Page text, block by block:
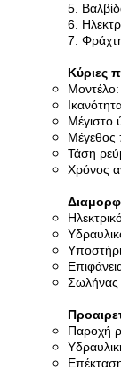
5.
6.
7.
Κύριες
Μέγιστο
Μέγεθος
Τάση
Χρόνος
Σωλήνας
Παροχή